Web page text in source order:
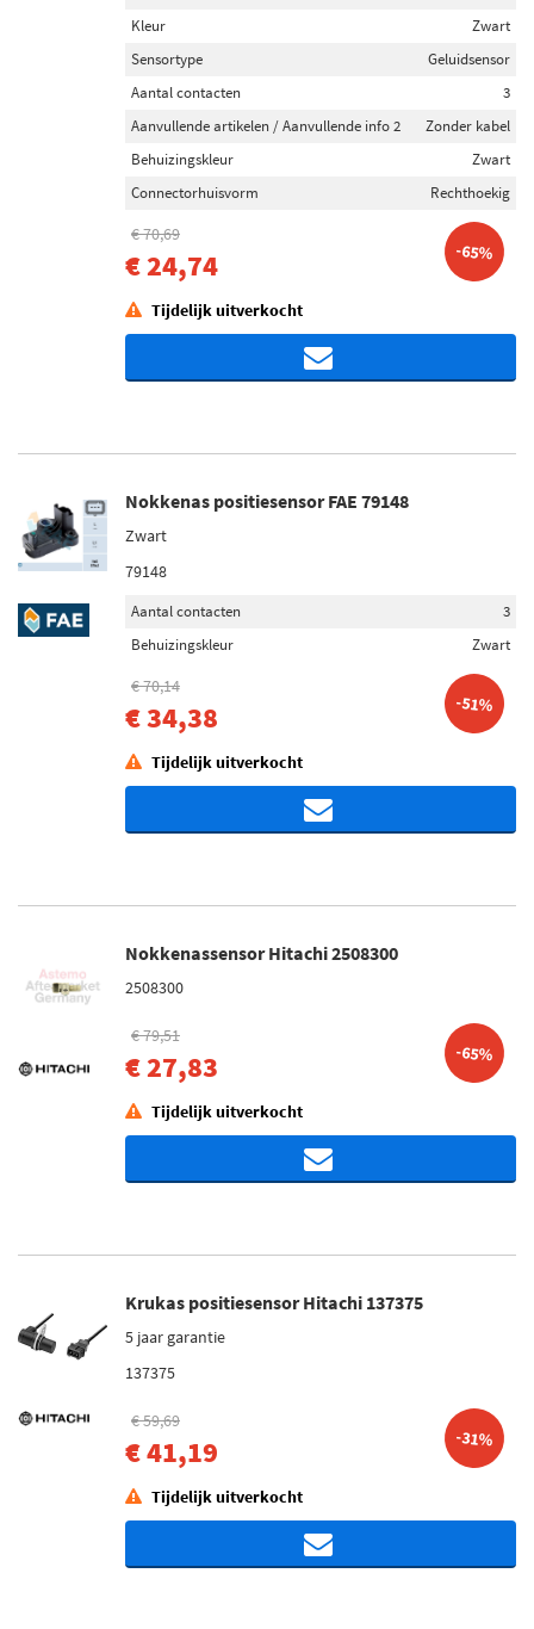
Kleur
Zwart
Sensortype
Geluidsensor
Aantal contacten
3
Aanvullende artikelen / Aanvullende info 2
Zonder kabel
Behuizingskleur
Zwart
Connectorhuisvorm
Rechthoekig
€ 70,69
€ 24,74 -65%
Tijdelijk uitverkocht
Nokkenas positiesensor FAE 79148
Zwart
79148
Aantal contacten
3
Behuizingskleur
Zwart
€ 70,14
€ 34,38 -51%
Tijdelijk uitverkocht
Nokkenassensor Hitachi 2508300
2508300
€ 79,51
€ 27,83 -65%
Tijdelijk uitverkocht
Krukas positiesensor Hitachi 137375
5 jaar garantie
137375
€ 59,69
€ 41,19 -31%
Tijdelijk uitverkocht